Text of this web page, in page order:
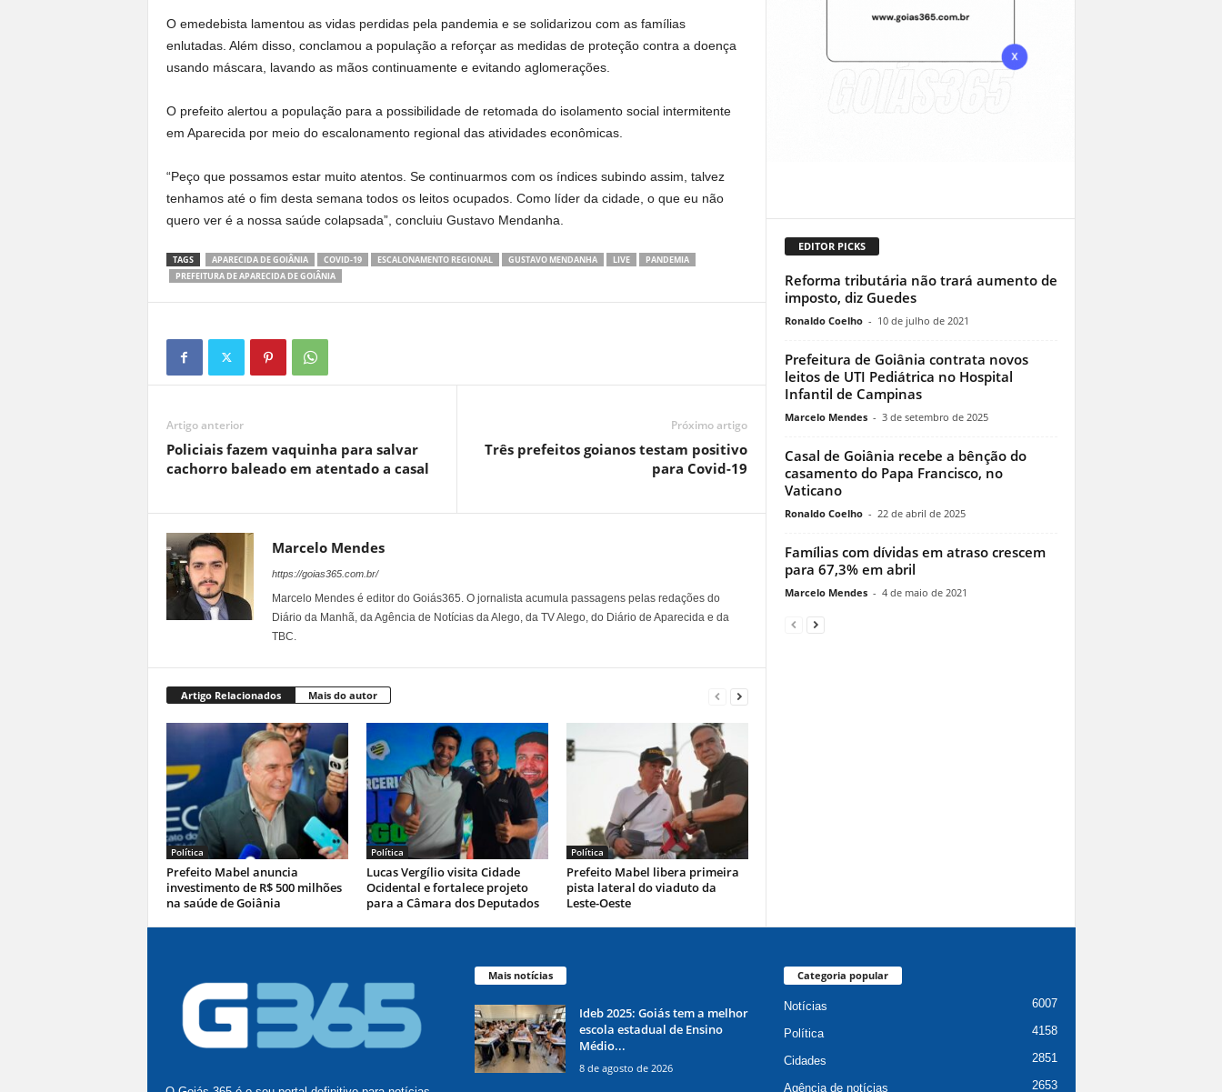
O emedebista lamentou as vidas perdidas pela pandemia e se solidarizou com as famílias
enlutadas. Além disso, conclamou a população a reforçar as medidas de proteção contra a doença
usando máscara, lavando as mãos continuamente e evitando aglomerações.
O prefeito alertou a população para a possibilidade de retomada do isolamento social intermitente
em Aparecida por meio do escalonamento regional das atividades econômicas.
“Peço que possamos estar muito atentos. Se continuarmos com os índices subindo assim, talvez
tenhamos até o fim desta semana todos os leitos ocupados. Como líder da cidade, o que eu não
quero ver é a nossa saúde colapsada”, concluiu Gustavo Mendanha.
TAGS APARECIDA DE GOIÂNIA COVID-19 ESCALONAMENTO REGIONAL GUSTAVO MENDANHA LIVE
PANDEMIA
PREFEITURA DE APARECIDA DE GOIÂNIA
Artigo anterior
Policiais fazem vaquinha para salvar
cachorro baleado em atentado a casal
Próximo artigo
Três prefeitos goianos testam positivo
para Covid-19
Marcelo Mendes
https://goias365.com.br/
Marcelo Mendes é editor do Goiás365. O jornalista acumula passagens pelas redações do
Diário da Manhã, da Agência de Notícias da Alego, da TV Alego, do Diário de Aparecida e da
TBC.
Artigo Relacionados Mais do autor
Política
Prefeito Mabel anuncia
investimento de R$ 500 milhões
na saúde de Goiânia
Política
Lucas Vergílio visita Cidade
Ocidental e fortalece projeto
para a Câmara dos Deputados
Política
Prefeito Mabel libera primeira
pista lateral do viaduto da
Leste-Oeste
EDITOR PICKS
Reforma tributária não trará aumento de
imposto, diz Guedes
Ronaldo Coelho - 10 de julho de 2021
Prefeitura de Goiânia contrata novos
leitos de UTI Pediátrica no Hospital
Infantil de Campinas
Marcelo Mendes - 3 de setembro de 2025
Casal de Goiânia recebe a bênção do
casamento do Papa Francisco, no
Vaticano
Ronaldo Coelho - 22 de abril de 2025
Famílias com dívidas em atraso crescem
para 67,3% em abril
Marcelo Mendes - 4 de maio de 2021
Mais notícias
Ideb 2025: Goiás tem a melhor
escola estadual de Ensino
Médio...
8 de agosto de 2026
Categoria popular
Notícias 6007
Política 4158
Cidades 2851
Agência de notícias 2653